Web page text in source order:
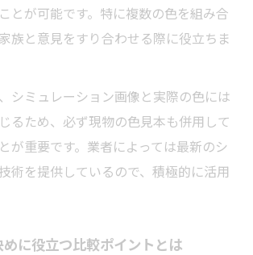
とが可能です。特に複数の色を組み合
族と意見をすり合わせる際に役立ちま
シミュレーション画像と実際の色には
るため、必ず現物の色見本も併用して
が重要です。業者によっては最新のシ
術を提供しているので、積極的に活用
に役立つ比較ポイントとは